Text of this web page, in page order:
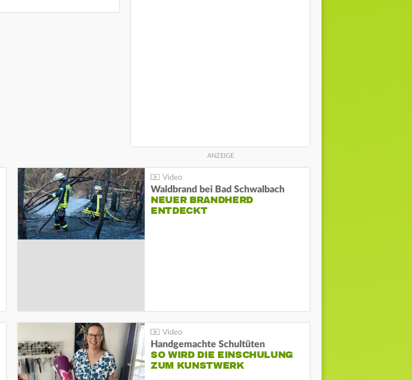
Waldbrand bei Bad Schwalbach
NEUER BRANDHERD
ENTDECKT
Handgemachte Schultüten
SO WIRD DIE EINSCHULUNG
ZUM KUNSTWERK